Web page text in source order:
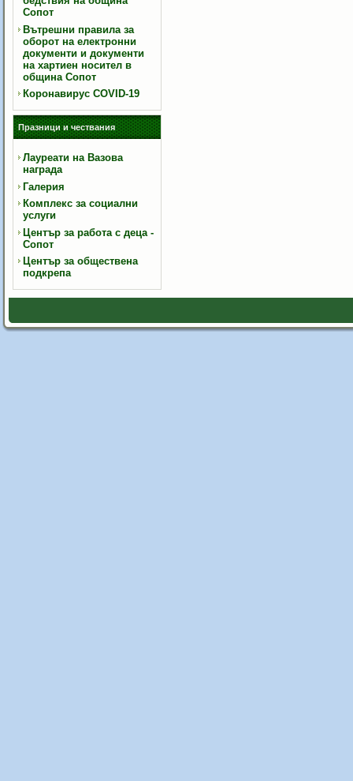
Сопот
Вътрешни правила за
оборот на електронни
документи и документи
на хартиен носител в
община Сопот
Коронавирус COVID-19
Празници и чествания
Лауреати на Вазова
награда
Галерия
Комплекс за социални
услуги
Център за работа с деца -
Сопот
Център за обществена
подкрепа